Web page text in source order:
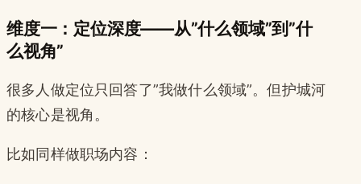
维度一：定位深度——从”什么领域”到”什
么视角”
很多人做定位只回答了”我做什么领域”。但护城河
的核心是视角。
比如同样做职场内容：